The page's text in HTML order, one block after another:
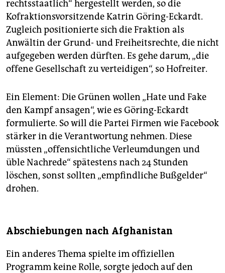
rechtsstaatlich“ hergestellt werden, so die
Kofraktionsvorsitzende Katrin Göring-Eckardt.
Zugleich positionierte sich die Fraktion als
Anwältin der Grund- und Freiheitsrechte, die nicht
aufgegeben werden dürften. Es gehe darum, „die
offene Gesellschaft zu verteidigen“, so Hofreiter.
Ein Element: Die Grünen wollen „Hate und Fake
den Kampf ansagen“, wie es Göring-Eckardt
formulierte. So will die Partei Firmen wie Facebook
stärker in die Verantwortung nehmen. Diese
müssten „offensichtliche Verleumdungen und
üble Nachrede“ spätestens nach 24 Stunden
löschen, sonst sollten „empfindliche Bußgelder“
drohen.
Abschiebungen nach Afghanistan
Ein anderes Thema spielte im offiziellen
Programm keine Rolle, sorgte jedoch auf den